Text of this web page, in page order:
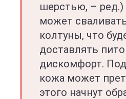
шерстью, –
может
колтуны, что
доставлять
дискомфорт.
кожа может
этого начнут